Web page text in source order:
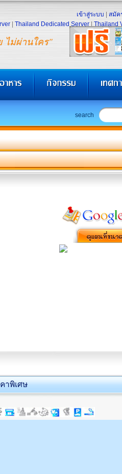
ไม่ผ่านใคร"
เข้าสู่ระบบ สมัค
Thailand Dedicated Server Thailand
search
าพิเศษ